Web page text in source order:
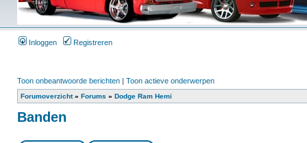
Inloggen Registreren
Toon onbeantwoorde berichten | Toon actieve onderwerpen
Forumoverzicht» Forums » Dodge Ram Hemi
Banden